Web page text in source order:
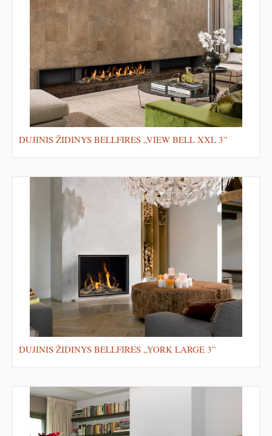
DUJINIS ŽIDINYS BELLFIRES „VIEW BELL XXL 3”
DUJINIS ŽIDINYS BELLFIRES „YORK LARGE 3”